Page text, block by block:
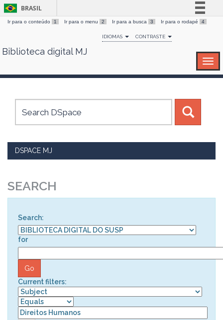
Skip
BRASIL
Simplifique!
Comunica BR
Canais
Ir para o conteúdo 1 Ir para o menu 2 Ir para a busca 3 Ir para o rodapé 4
IDIOMAS CONTRASTE
Biblioteca digital MJ
DSPACE MJ
SEARCH
Search:
for
Current filters: